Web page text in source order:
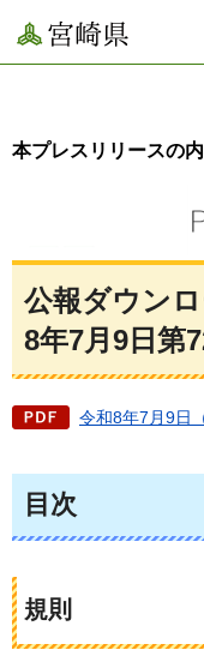
宮崎県
本プレスリリースの
公報ダウン
8年7月9日第
令和8年7月9日
目次
規則